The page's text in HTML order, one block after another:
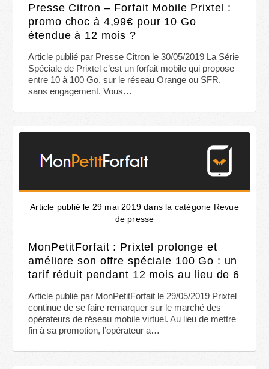
Presse Citron – Forfait Mobile Prixtel :
promo choc à 4,99€ pour 10 Go
étendue à 12 mois ?
Article publié par Presse Citron le 30/05/2019 La Série
Spéciale de Prixtel c’est un forfait mobile qui propose
entre 10 à 100 Go, sur le réseau Orange ou SFR,
sans engagement. Vous…
Article publié le 29 mai 2019 dans la catégorie Revue
de presse
MonPetitForfait : Prixtel prolonge et
améliore son offre spéciale 100 Go : un
tarif réduit pendant 12 mois au lieu de 6
Article publié par MonPetitForfait le 29/05/2019 Prixtel
continue de se faire remarquer sur le marché des
opérateurs de réseau mobile virtuel. Au lieu de mettre
fin à sa promotion, l’opérateur a…